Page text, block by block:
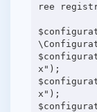
ree
x");
x");